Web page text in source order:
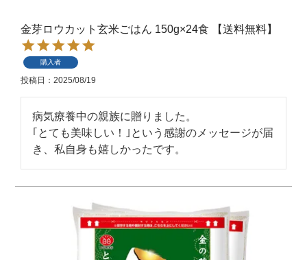
金芽ロウカット玄米ごはん 150g×24食 【送料無料】
購入者
投稿日 2025/08/19
病気療養中の親族に贈りました。
｢とても美味しい！｣という感謝のメッセージが届
き、私自身も嬉しかったです。